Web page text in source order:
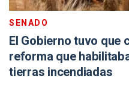
SENADO
El Gobierno tuvo que
reforma que
tierras incendiadas